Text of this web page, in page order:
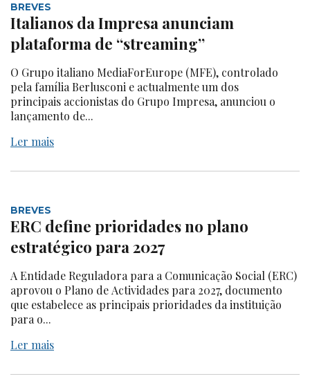
BREVES
Italianos da Impresa anunciam
plataforma de “streaming”
O Grupo italiano MediaForEurope (MFE), controlado
pela família Berlusconi e actualmente um dos
principais accionistas do Grupo Impresa, anunciou o
lançamento de...
Ler mais
BREVES
ERC define prioridades no plano
estratégico para 2027
A Entidade Reguladora para a Comunicação Social (ERC)
aprovou o Plano de Actividades para 2027, documento
que estabelece as principais prioridades da instituição
para o...
Ler mais